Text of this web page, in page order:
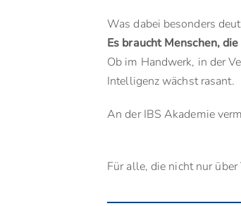
Was dabei besonders
Es braucht Menschen,
Ob im Handwerk, in der
Intelligenz wächst rasant.
An der IBS Akademie
Für alle, die nicht nur